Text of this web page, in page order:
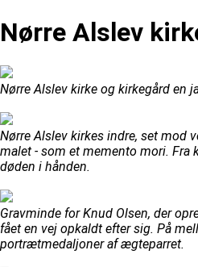
Nørre Alslev
Nørre Alslev kirke og kirkegård en
Nørre Alslev kirkes indre, set mod
malet - som et memento mori. Fra
døden i hånden.
Gravminde for Knud Olsen, der
fået en vej opkaldt efter sig. På
portrætmedaljoner af ægteparret.